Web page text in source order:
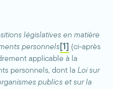
législatives en matière
personnels[1] (ci-après
applicable à la
personnels, dont la Loi sur
publics et sur la